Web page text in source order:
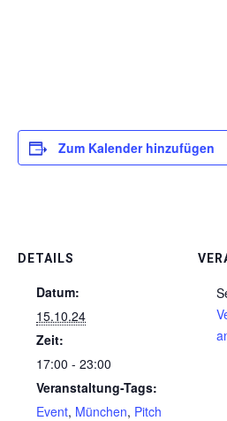
Zum Kalender hinzufügen
DETAILS
Datum:
15.10.24
Zeit:
17:00 - 23:00
Veranstaltung-Tags:
Event, München, Pitch